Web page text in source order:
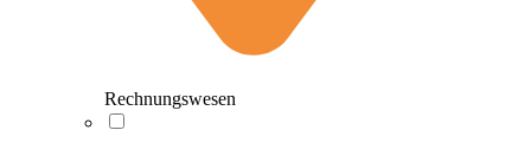
Rechnungswesen